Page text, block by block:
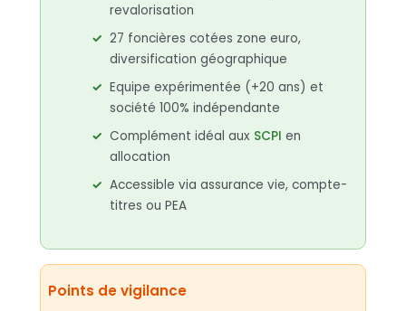
revalorisation
27 foncières cotées zone euro,
diversification géographique
Equipe expérimentée (+20 ans) et
société 100% indépendante
Complément idéal aux SCPI en
allocation
Accessible via assurance vie, compte-
titres ou PEA
Points de vigilance